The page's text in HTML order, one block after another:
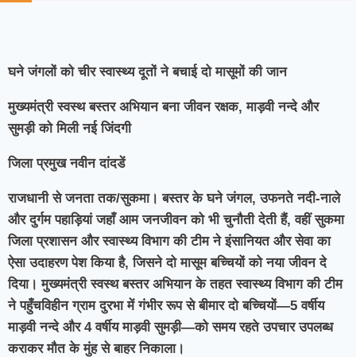
घने जंगलों को चीर स्वास्थ्य दूतों ने बचाई दो मासूमों की जान
मुख्यमंत्री स्वस्थ बस्तर अभियान बना जीवन रक्षक, माड़वी नन्दे और
सुमड़ी को मिली नई जिंदगी
जिला प्रमुख नवीन दांदडें
राजधानी से जनता तक/सुकमा। बस्तर के घने जंगल, उफनते नदी-नाले
और दुर्गम पहाड़ियां जहाँ आम जनजीवन को भी चुनौती देती हैं, वहीं सुकमा
जिला प्रशासन और स्वास्थ्य विभाग की टीम ने इंसानियत और सेवा का
ऐसा उदाहरण पेश किया है, जिसने दो मासूम बच्चियों को नया जीवन दे
दिया। मुख्यमंत्री स्वस्थ बस्तर अभियान के तहत स्वास्थ्य विभाग की टीम
ने पहुँचविहीन ग्राम दुरभा में गंभीर रूप से बीमार दो बच्चियों—5 वर्षीय
माड़वी नन्दे और 4 वर्षीय माड़वी सुमड़ी—को समय रहते उपचार उपलब्ध
कराकर मौत के मुंह से बाहर निकाला।